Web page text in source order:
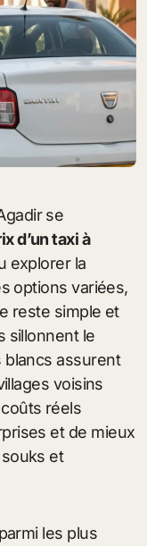
d’un taxi à
explorer la
options variées,
reste simple et
sillonnent le
blancs assurent
voisins
réels
et de mieux
et
les plus